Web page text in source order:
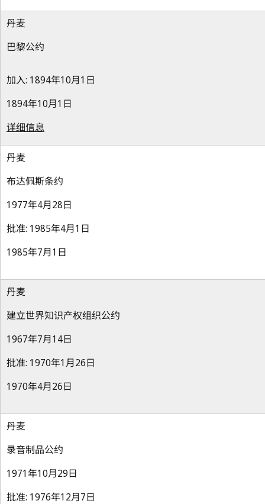
丹麦
巴黎公约
加入: 1894年10月1日
1894年10月1日
详细信息
丹麦
布达佩斯条约
1977年4月28日
批准: 1985年4月1日
1985年7月1日
丹麦
建立世界知识产权组织公约
1967年7月14日
批准: 1970年1月26日
1970年4月26日
丹麦
录音制品公约
1971年10月29日
批准: 1976年12月7日